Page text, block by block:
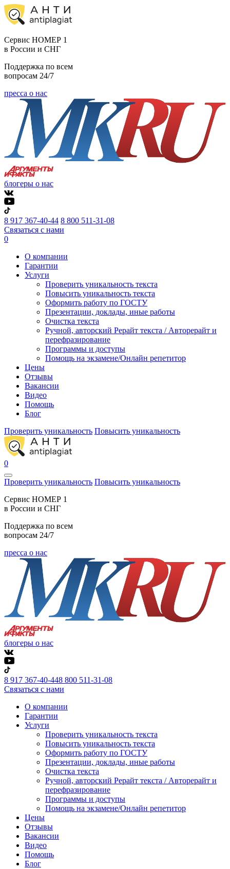
Cервис НОМЕР 1
в России и СНГ
Поддержка по всем
вопросам 24/7
пресса о нас
блогеры о нас
8 917 367-40-44 8 800 511-31-08
Связаться с нами
0
О компании
Гарантии
Услуги
Проверить уникальность текста
Повысить уникальность текста
Оформить работу по ГОСТУ
Презентации, доклады, иные работы
Очистка текста
Ручной, авторский Рерайт текста / Авторерайт и
перефразирование
Программы и доступы
Помощь на экзамене/Онлайн репетитор
Цены
Отзывы
Вакансии
Видео
Помощь
Блог
Проверить уникальность Повысить уникальность
0
Проверить уникальность Повысить уникальность
Cервис НОМЕР 1
в России и СНГ
Поддержка по всем
вопросам 24/7
пресса о нас
блогеры о нас
8 917 367-40-448 800 511-31-08
Связаться с нами
О компании
Гарантии
Услуги
Проверить уникальность текста
Повысить уникальность текста
Оформить работу по ГОСТУ
Презентации, доклады, иные работы
Очистка текста
Ручной, авторский Рерайт текста / Авторерайт и
перефразирование
Программы и доступы
Помощь на экзамене/Онлайн репетитор
Цены
Отзывы
Вакансии
Видео
Помощь
Блог